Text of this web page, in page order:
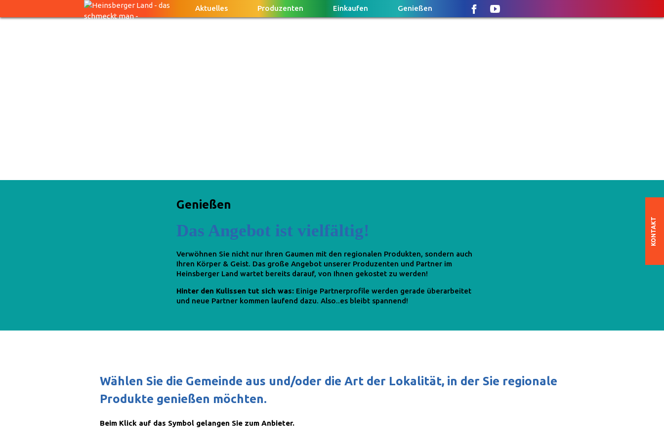
Aktuelles Produzenten Einkaufen Genießen
KONTAKT
Genießen
Das Angebot ist vielfältig!
Verwöhnen Sie nicht nur Ihren Gaumen mit den regionalen Produkten, sondern auch
Ihren Körper & Geist. Das große Angebot unserer Produzenten und Partner im
Heinsberger Land wartet bereits darauf, von Ihnen gekostet zu werden!
Hinter den Kulissen tut sich was: Einige Partnerprofile werden gerade überarbeitet
und neue Partner kommen laufend dazu. Also..es bleibt spannend!
Wählen Sie die Gemeinde aus und/oder die Art der Lokalität, in der Sie regionale
Produkte genießen möchten.
Beim Klick auf das Symbol gelangen Sie zum Anbieter.